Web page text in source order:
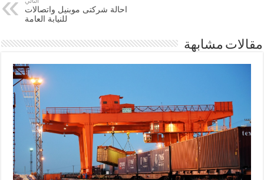
احالة شركتى موبنيل واتصالات
للنيابة العامة
مقالات مشابهة